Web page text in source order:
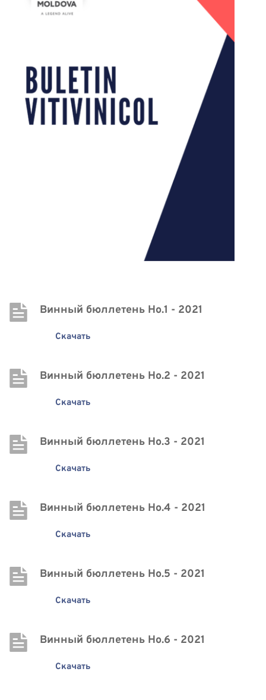
Винный бюллетень Нo.1 - 2021
Скачать
Винный бюллетень Нo.2 - 2021
Скачать
Винный бюллетень Нo.3 - 2021
Скачать
Винный бюллетень Нo.4 - 2021
Скачать
Винный бюллетень Нo.5 - 2021
Скачать
Винный бюллетень Нo.6 - 2021
Скачать